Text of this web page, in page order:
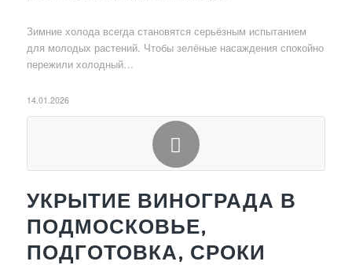
Зимние холода всегда становятся серьёзным испытанием
для молодых растений. Чтобы зелёные насаждения спокойно
пережили холодный…
14.01.2026
УКРЫТИЕ ВИНОГРАДА В
ПОДМОСКОВЬЕ,
ПОДГОТОВКА, СРОКИ